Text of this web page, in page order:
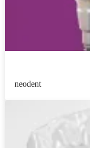
neodent